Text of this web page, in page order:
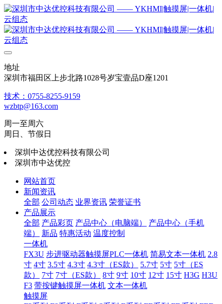
地址
深圳市福田区上步北路1028号岁宝壹品D座1201
技术：0755-8255-9159
wzbtp@163.com
周一至周六
周日、节假日
深圳中达优控科技有限公司
深圳市中达优控
网站首页
新闻资讯
全部 公司动态 业界资讯 荣誉证书
产品展示
全部 产品彩页 产品中心（电脑端）
产品中心（手机
端）
新品 特惠活动 温度控制
一体机
FX3U 步进驱动器触摸屏PLC一体机 简易文本一体机 2.8
寸 4寸 3.5寸 4.3寸 4.3寸（ES款） 5.7寸 5寸 5寸（ES
款）
7寸 7寸（ES款） 8寸 9寸 10寸 12寸 15寸 H3G H3U
F3 带按键触摸屏一体机 文本一体机
触摸屏